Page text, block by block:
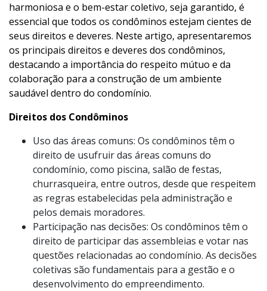
harmoniosa e o bem-estar coletivo, seja garantido, é
essencial que todos os condôminos estejam cientes de
seus direitos e deveres. Neste artigo, apresentaremos
os principais direitos e deveres dos condôminos,
destacando a importância do respeito mútuo e da
colaboração para a construção de um ambiente
saudável dentro do condomínio.
Direitos dos Condôminos
Uso das áreas comuns: Os condôminos têm o
direito de usufruir das áreas comuns do
condomínio, como piscina, salão de festas,
churrasqueira, entre outros, desde que respeitem
as regras estabelecidas pela administração e
pelos demais moradores.
Participação nas decisões: Os condôminos têm o
direito de participar das assembleias e votar nas
questões relacionadas ao condomínio. As decisões
coletivas são fundamentais para a gestão e o
desenvolvimento do empreendimento.